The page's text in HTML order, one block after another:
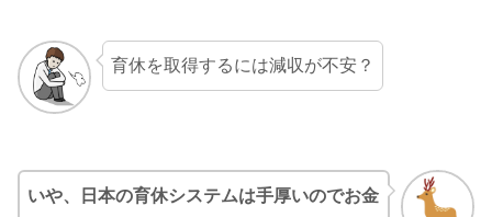
育休を取得するには減収が不安？
いや、日本の育休システムは手厚いのでお金